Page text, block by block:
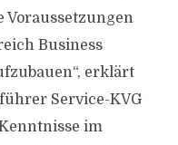
Voraussetzungen
Business
erklärt
Service-KVG
im